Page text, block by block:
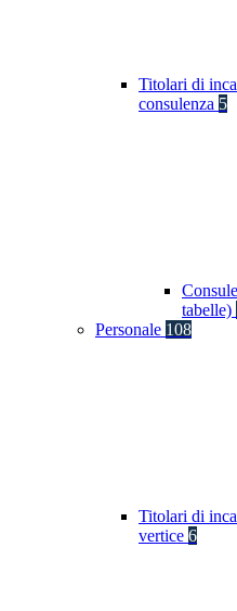
Titolari di
consulenza 5
tabelle)
Personale 108
Titolari di
vertice 6